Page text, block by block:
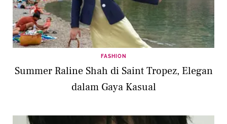
FASHION
Summer Raline Shah di Saint Tropez, Elegan
dalam Gaya Kasual